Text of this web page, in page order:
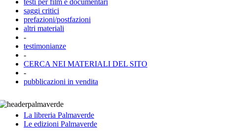
testi per film e documentari
saggi critici
prefazioni/postfazioni
altri materiali
-
testimonianze
-
CERCA NEI MATERIALI DEL SITO
-
pubblicazioni in vendita
La libreria Palmaverde
Le edizioni Palmaverde